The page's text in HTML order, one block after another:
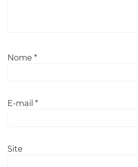
Nome *
E-mail *
Site